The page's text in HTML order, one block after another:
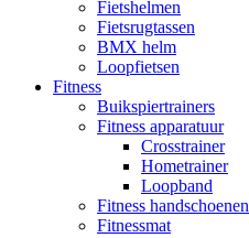
Fietshelmen
Fietsrugtassen
BMX helm
Loopfietsen
Fitness
Buikspiertrainers
Fitness apparatuur
Crosstrainer
Hometrainer
Loopband
Fitness handschoenen
Fitnessmat